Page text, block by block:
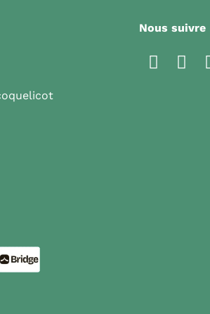
Nous suivre